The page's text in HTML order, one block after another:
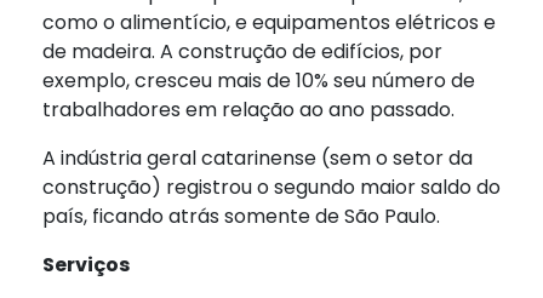
como o alimentício, e equipamentos elétricos e
de madeira. A construção de edifícios, por
exemplo, cresceu mais de 10% seu número de
trabalhadores em relação ao ano passado.
A indústria geral catarinense (sem o setor da
construção) registrou o segundo maior saldo do
país, ficando atrás somente de São Paulo.
Serviços